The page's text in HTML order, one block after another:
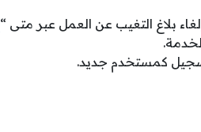
بلاغ التغيب عن العمل عبر متى “
كمستخدم جديد.